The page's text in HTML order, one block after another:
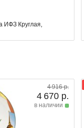
ИФЗ Круглая,
4 916 р.
4 670 р.
в наличии